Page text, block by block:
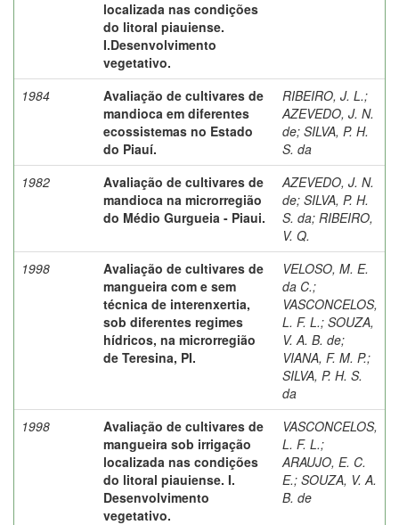
localizada nas condições
do litoral piauiense.
I.Desenvolvimento
vegetativo.
1984
Avaliação de cultivares de
mandioca em diferentes
ecossistemas no Estado
do Piauí.
RIBEIRO, J. L.;
AZEVEDO, J. N.
de; SILVA, P. H.
S. da
1982
Avaliação de cultivares de
mandioca na microrregião
do Médio Gurgueia - Piaui.
AZEVEDO, J. N.
de; SILVA, P. H.
S. da; RIBEIRO,
V. Q.
1998
Avaliação de cultivares de
mangueira com e sem
técnica de interenxertia,
sob diferentes regimes
hídricos, na microrregião
de Teresina, PI.
VELOSO, M. E.
da C.;
VASCONCELOS,
L. F. L.; SOUZA,
V. A. B. de;
VIANA, F. M. P.;
SILVA, P. H. S.
da
1998
Avaliação de cultivares de
mangueira sob irrigação
localizada nas condições
do litoral piauiense. I.
Desenvolvimento
vegetativo.
VASCONCELOS,
L. F. L.;
ARAUJO, E. C.
E.; SOUZA, V. A.
B. de